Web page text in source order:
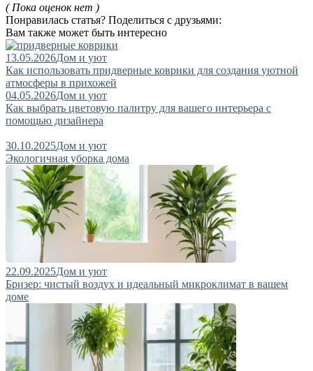
( Пока оценок нет )
Понравилась статья? Поделиться с друзьями:
Вам также может быть интересно
13.05.2026Дом и уют
Как использовать придверные коврики для создания уютной
атмосферы в прихожей
04.05.2026Дом и уют
Как выбрать цветовую палитру для вашего интерьера с
помощью дизайнера
30.10.2025Дом и уют
Экологичная уборка дома
22.09.2025Дом и уют
Бризер: чистый воздух и идеальный микроклимат в вашем
доме